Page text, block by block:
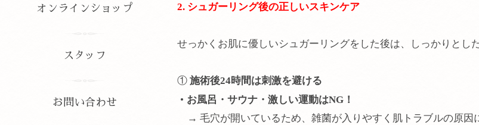
2. シュガーリング後の正しいスキンケア
せっかくお肌に優しいシュガーリングをした後は、しっかりとし
① 施術後24時間は刺激を避ける
• お風呂・サウナ・激しい運動はNG！
→ 毛穴が開いているため、雑菌が入りやすく肌トラブルの原因
オンラインショップ
スタッフ
お問い合わせ